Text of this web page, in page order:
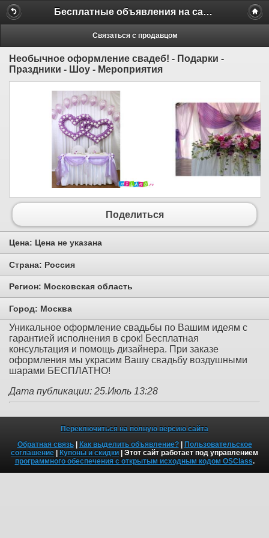
Бесплатные объявления на сайте MILAMO.ru
Связаться с продавцом
Необычное оформление свадеб! - Подарки -
Праздники - Шоу - Мероприятия
Поделиться
Цена: Цена не указана
Страна: Россия
Регион: Московская область
Город: Москва
Уникальное оформление свадьбы по Вашим идеям с
гарантией исполнения в срок! Бесплатная
консультация и помощь дизайнера. При заказе
оформления мы украсим Вашу свадьбу воздушными
шарами БЕСПЛАТНО!
Дата публикации: 25.Июль 13:28
Переключиться на полную версию сайта
Обратная связь| Как выделить объявление?| Пользовательское
соглашение | Купоны и скидки | Этот сайт работает под управлением
программного обеспечения с открытым исходным кодом OSClass.